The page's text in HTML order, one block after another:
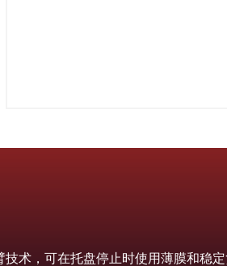
技术，可在托盘停止时使用薄膜和稳